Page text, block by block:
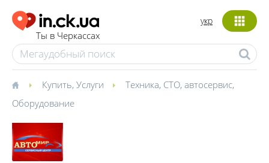
Ты в Черкассах
укр
Купить, Услуги Техника, СТО, автосервис,
Оборудование